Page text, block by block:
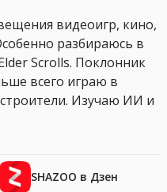
видеоигр, кино,
разбираюсь в
Scrolls. Поклонник
всего играю в
Изучаю ИИ и
SHAZOO в Дзен